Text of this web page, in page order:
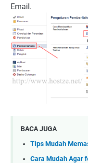
Email.
BACA JUGA
Tips Mudah
Cara Mudah Agar